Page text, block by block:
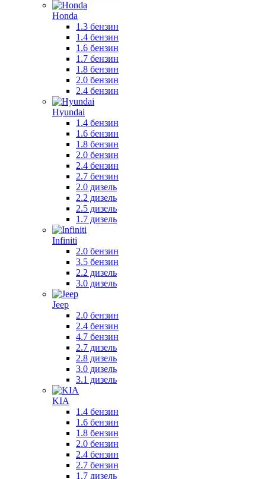
Honda
1.3 бензин
1.4 бензин
1.6 бензин
1.7 бензин
1.8 бензин
2.0 бензин
2.4 бензин
Hyundai
1.4 бензин
1.6 бензин
1.8 бензин
2.0 бензин
2.4 бензин
2.7 бензин
2.0 дизель
2.2 дизель
2.5 дизель
1.7 дизель
Infiniti
2.0 бензин
3.5 бензин
2.2 дизель
3.0 дизель
Jeep
2.0 бензин
2.4 бензин
4.7 бензин
2.7 дизель
2.8 дизель
3.0 дизель
3.1 дизель
KIA
1.4 бензин
1.6 бензин
1.8 бензин
2.0 бензин
2.4 бензин
2.7 бензин
1.7 дизель